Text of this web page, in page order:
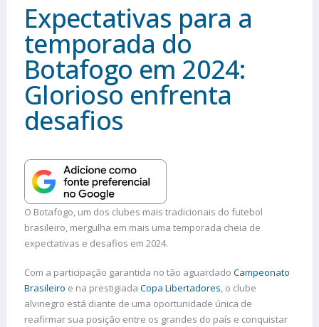
Expectativas para a
temporada do
Botafogo em 2024:
Glorioso enfrenta
desafios
O Botafogo, um dos clubes mais tradicionais do futebol
brasileiro, mergulha em mais uma temporada cheia de
expectativas e desafios em 2024.
Com a participação garantida no tão aguardado Campeonato
Brasileiro e na prestigiada Copa Libertadores, o clube
alvinegro está diante de uma oportunidade única de
reafirmar sua posição entre os grandes do país e conquistar